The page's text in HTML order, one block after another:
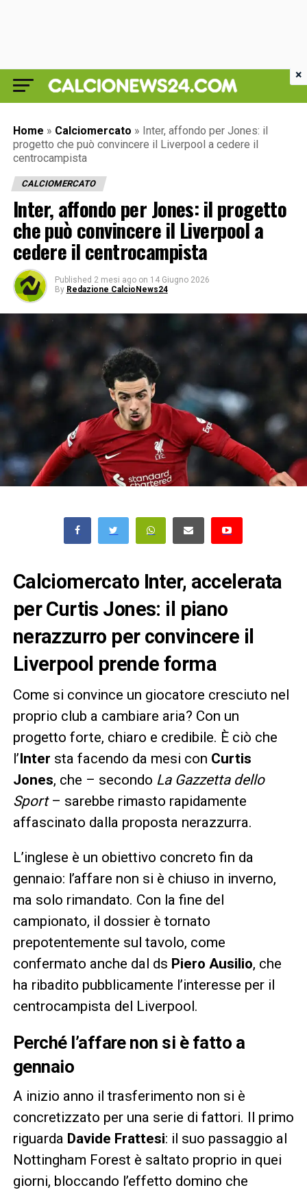
Home » Calciomercato » Inter, affondo per Jones: il
progetto che può convincere il Liverpool a cedere il
centrocampista
CALCIOMERCATO
Inter, affondo per Jones: il progetto
che può convincere il Liverpool a
cedere il centrocampista
Published 2 mesi ago on 14 Giugno 2026
By Redazione CalcioNews24
Calciomercato Inter, accelerata
per Curtis Jones: il piano
nerazzurro per convincere il
Liverpool prende forma
Come si convince un giocatore cresciuto nel
proprio club a cambiare aria? Con un
progetto forte, chiaro e credibile. È ciò che
l’Inter sta facendo da mesi con Curtis
Jones, che – secondo La Gazzetta dello
Sport– sarebbe rimasto rapidamente
affascinato dalla proposta nerazzurra.
L’inglese è un obiettivo concreto fin da
gennaio: l’affare non si è chiuso in inverno,
ma solo rimandato. Con la fine del
campionato, il dossier è tornato
prepotentemente sul tavolo, come
confermato anche dal ds Piero Ausilio, che
ha ribadito pubblicamente l’interesse per il
centrocampista del Liverpool.
Perché l’affare non si è fatto a
gennaio
A inizio anno il trasferimento non si è
concretizzato per una serie di fattori. Il primo
riguarda Davide Frattesi: il suo passaggio al
Nottingham Forest è saltato proprio in quei
giorni, bloccando l’effetto domino che
×